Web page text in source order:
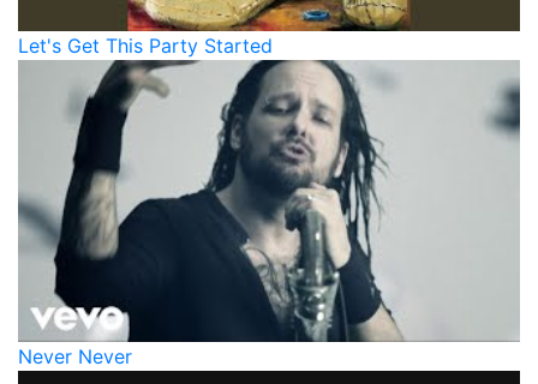
Let's Get This Party Started
Never Never